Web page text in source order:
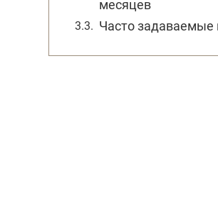
месяцев
Часто задаваемые